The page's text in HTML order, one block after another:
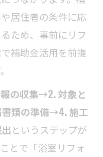
居住者の条件に応
ため、事前にリフ
補助金活用を前提
の収集→2. 対象と
類の準備→4. 施工
というステップが
とで「浴室リフォ